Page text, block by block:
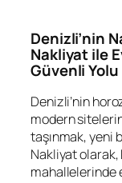
Denizli’nin
Nakliyat ile
Güvenli Yolu
Denizli’nin
modern
taşınmak, yeni
Nakliyat olarak,
mahallelerinde